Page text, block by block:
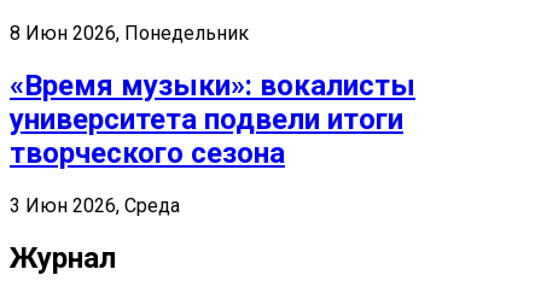
8 Июн 2026, Понедельник
«Время музыки»: вокалисты
университета подвели итоги
творческого сезона
3 Июн 2026, Среда
Журнал